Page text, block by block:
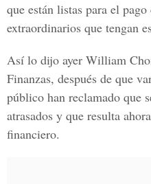
que están listas para el
extraordinarios que tengan
Así lo dijo ayer William
Finanzas, después de que
público han reclamado que
atrasados y que resulta
financiero.